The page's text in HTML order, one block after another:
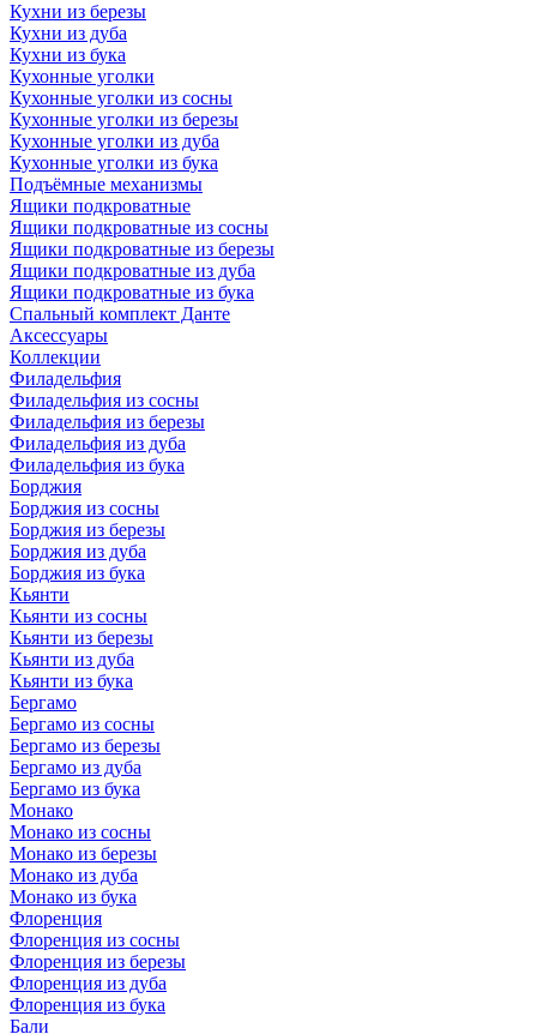
Кухни из березы
Кухни из дуба
Кухни из бука
Кухонные уголки
Кухонные уголки из сосны
Кухонные уголки из березы
Кухонные уголки из дуба
Кухонные уголки из бука
Подъёмные механизмы
Ящики подкроватные
Ящики подкроватные из сосны
Ящики подкроватные из березы
Ящики подкроватные из дуба
Ящики подкроватные из бука
Спальный комплект Данте
Аксессуары
Коллекции
Филадельфия
Филадельфия из сосны
Филадельфия из березы
Филадельфия из дуба
Филадельфия из бука
Борджия
Борджия из сосны
Борджия из березы
Борджия из дуба
Борджия из бука
Кьянти
Кьянти из сосны
Кьянти из березы
Кьянти из дуба
Кьянти из бука
Бергамо
Бергамо из сосны
Бергамо из березы
Бергамо из дуба
Бергамо из бука
Монако
Монако из сосны
Монако из березы
Монако из дуба
Монако из бука
Флоренция
Флоренция из сосны
Флоренция из березы
Флоренция из дуба
Флоренция из бука
Бали